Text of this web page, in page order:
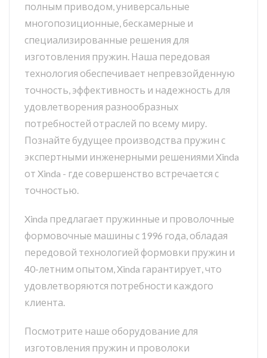
полным приводом, универсальные
многопозиционные, бескамерные и
специализированные решения для
изготовления пружин. Наша передовая
технология обеспечивает непревзойденную
точность, эффективность и надежность для
удовлетворения разнообразных
потребностей отраслей по всему миру.
Познайте будущее производства пружин с
экспертными инженерными решениями Xinda
от Xinda - где совершенство встречается с
точностью.
Xinda предлагает пружинные и проволочные
формовочные машины с 1996 года, обладая
передовой технологией формовки пружин и
40-летним опытом, Xinda гарантирует, что
удовлетворяются потребности каждого
клиента.
Посмотрите наше оборудование для
изготовления пружин и проволоки